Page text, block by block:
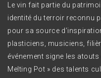
Le vin fait partie du
identité du terroir reconnu
pour sa source
plasticiens, musiciens,
événement signe les
Melting Pot » des talents